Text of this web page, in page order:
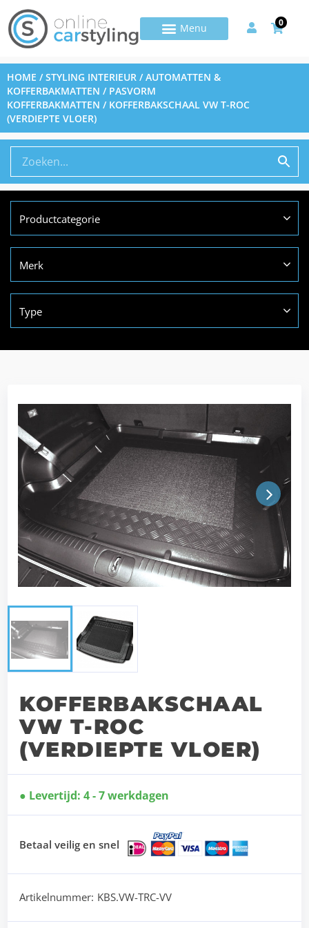
0
HOME /STYLING INTERIEUR /AUTOMATTEN &
KOFFERBAKMATTEN / PASVORM
KOFFERBAKMATTEN / KOFFERBAKSCHAAL VW T-ROC
(VERDIEPTE VLOER)
Productcategorie
Merk
Type
Next
KOFFERBAKSCHAAL
VW T-ROC
(VERDIEPTE VLOER)
Levertijd: 4 - 7 werkdagen
Betaal veilig en snel
Artikelnummer: KBS.VW-TRC-VV